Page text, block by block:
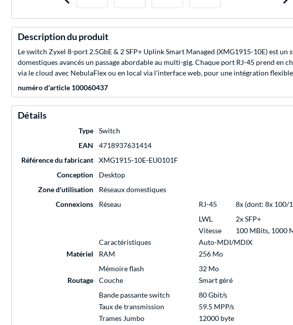
Description du produit
Le switch Zyxel 8-port 2.5GbE & 2 SFP+ Uplink Smart Managed (XMG1915-10E) est
domestiques avancés un passage abordable au multi-gig. Chaque port RJ-45 prend en
via le cloud avec NebulaFlex ou en local via l'interface web, pour une intégration
numéro d'article 100060437
Détails
Type
Switch
EAN
4718937631414
Référence du fabricant
XMG1915-10E-EU0101F
Conception
Desktop
Zone d'utilisation
Réseaux domestiques
Connexions
Réseau RJ-45
8x (dont: 8x 100/
LWL
2x SFP+
Vitesse
100 MBits, 1000
Caractéristiques
Auto-MDI/MDIX
Matériel
RAM
256 Mo
Mémoire flash
32 Mo
Routage
Couche
Smart géré
Bande passante switch
80 Gbit/s
Taux de transmission
59.5 MPP/s
Trames Jumbo
12000 byte